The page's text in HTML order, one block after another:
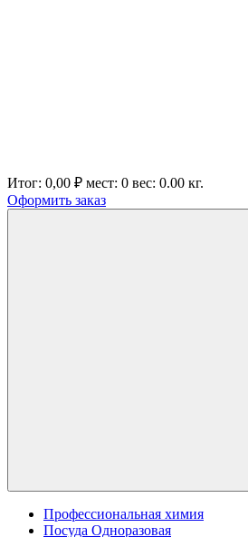
Итог: 0,00 ₽ мест: 0 вес: 0.00 кг.
Оформить заказ
Профессиональная химия
Посуда Одноразовая